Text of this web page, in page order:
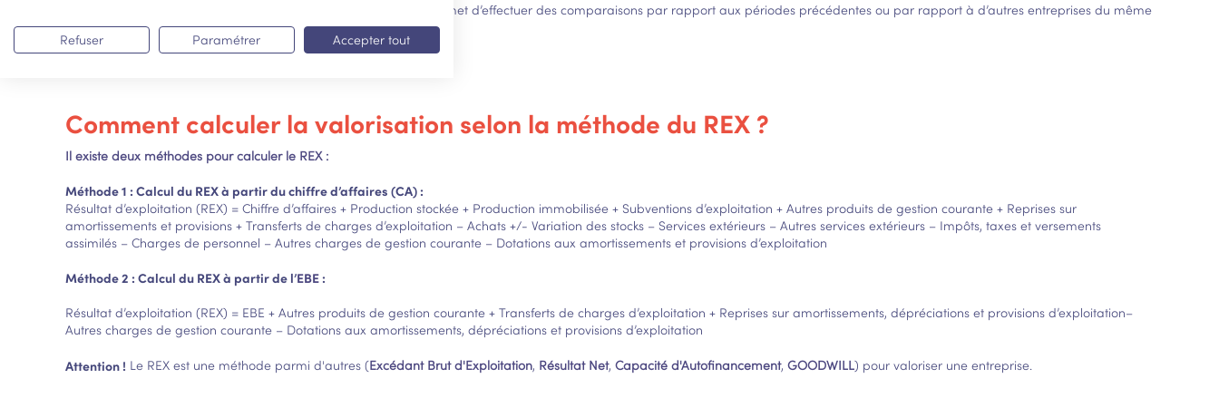
: le résultat d’exploitation permet d’effectuer des comparaisons par rapport aux périodes précédentes ou par rapport à d’autres entreprises du même
secteur d’activité.
Comment calculer la valorisation selon la méthode du REX ?
Il existe deux méthodes pour calculer le REX :
Méthode 1 : Calcul du REX à partir du chiffre d’affaires (CA) :
Résultat d’exploitation (REX) = Chiffre d’affaires + Production stockée + Production immobilisée + Subventions d’exploitation + Autres produits de gestion courante + Reprises sur
amortissements et provisions + Transferts de charges d’exploitation – Achats +/- Variation des stocks – Services extérieurs – Autres services extérieurs – Impôts, taxes et versements
assimilés – Charges de personnel – Autres charges de gestion courante – Dotations aux amortissements et provisions d’exploitation
Méthode 2 : Calcul du REX à partir de l’EBE:
Résultat d’exploitation (REX) = EBE + Autres produits de gestion courante + Transferts de charges d’exploitation + Reprises sur amortissements, dépréciations et provisions d’exploitation–
Autres charges de gestion courante – Dotations aux amortissements, dépréciations et provisions d’exploitation
Attention ! Le REX est une méthode parmi d'autres (Excédant Brut d'Exploitation, Résultat Net, Capacité d'Autofinancement, GOODWILL) pour valoriser une entreprise.
Refuser Paramétrer Accepter tout